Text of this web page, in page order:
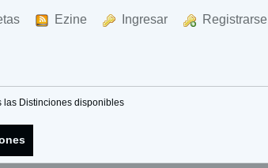
Ezine Ingresar Registrarse
las Distinciones disponibles